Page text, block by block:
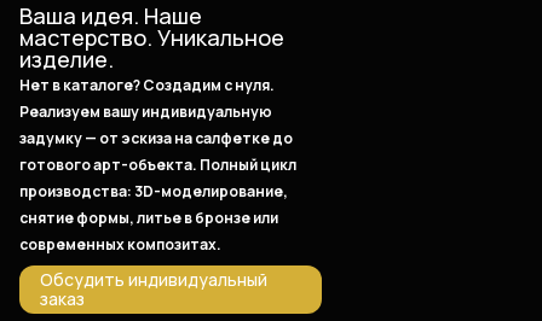
Ваша идея. Наше
мастерство. Уникальное
изделие.
Нет в каталоге? Создадим с нуля.
Реализуем вашу индивидуальную
задумку — от эскиза на салфетке до
готового арт-объекта. Полный цикл
производства: 3D-моделирование,
снятие формы, литье в бронзе или
современных композитах.
Обсудить индивидуальный
заказ